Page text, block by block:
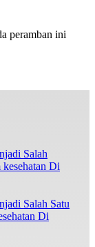
peramban ini
Salah Satu
Di